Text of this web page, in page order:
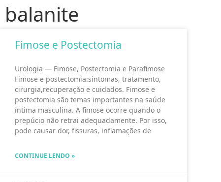
balanite
Fimose e Postectomia
Urologia — Fimose, Postectomia e Parafimose
Fimose e postectomia:sintomas, tratamento,
cirurgia,recuperação e cuidados. Fimose e
postectomia são temas importantes na saúde
íntima masculina. A fimose ocorre quando o
prepúcio não retrai adequadamente. Por isso,
pode causar dor, fissuras, inflamações de
CONTINUE LENDO »